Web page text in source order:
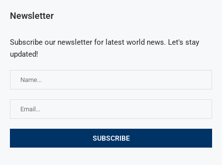
Newsletter
Subscribe our newsletter for latest world news. Let's stay
updated!